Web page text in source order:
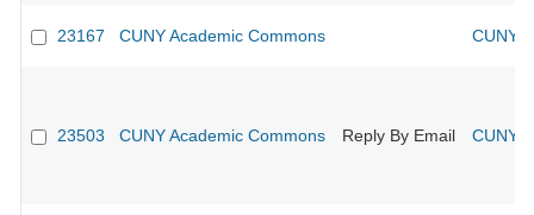
23167 CUNY Academic Commons CUNY
23503 CUNY Academic Commons Reply By Email CUNY